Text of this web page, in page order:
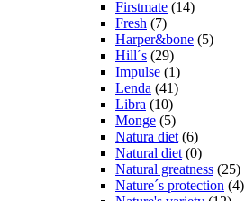
Firstmate (14)
Fresh (7)
Harper&bone (5)
Hill´s (29)
Impulse (1)
Lenda (41)
Libra (10)
Monge (5)
Natura diet (6)
Natural diet (0)
Natural greatness (25)
Nature´s protection (4)